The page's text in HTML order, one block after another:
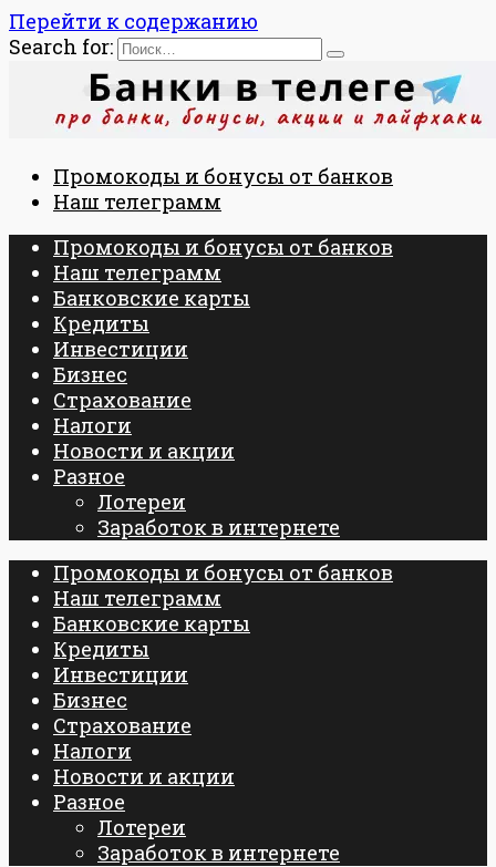
Перейти к содержанию
Search for:
Промокоды и бонусы от банков
Наш телеграмм
Промокоды и бонусы от банков
Наш телеграмм
Банковские карты
Кредиты
Инвестиции
Бизнес
Страхование
Налоги
Новости и акции
Разное
Лотереи
Заработок в интернете
Промокоды и бонусы от банков
Наш телеграмм
Банковские карты
Кредиты
Инвестиции
Бизнес
Страхование
Налоги
Новости и акции
Разное
Лотереи
Заработок в интернете